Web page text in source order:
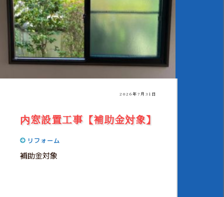
2026年7月31日
内窓設置工事【補助金対象】
リフォーム
補助金対象